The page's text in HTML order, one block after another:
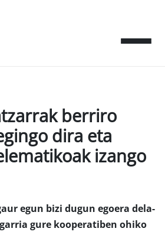
berriro
dira eta
izango
egun bizi dugun egoera dela-
gure kooperatiben ohiko